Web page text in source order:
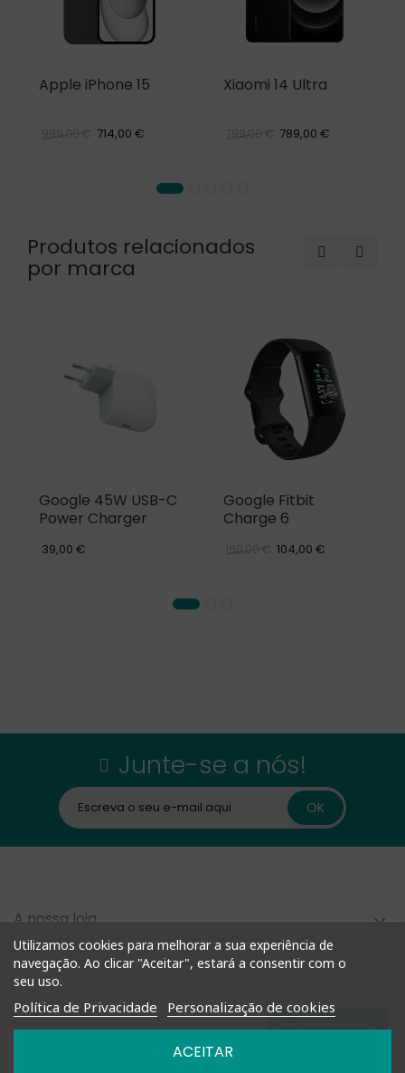
Apple iPhone 15
989,00 € 714,00 €
Xiaomi 14 Ultra
799,00 € 789,00 €
Produtos relacionados
por marca
Google 45W USB-C
Power Charger
39,00 €
Google Fitbit
Charge 6
160,00 € 104,00 €
Utilizamos cookies para melhorar a sua experiência de
navegação. Ao clicar "Aceitar", estará a consentir com o
seu uso.
Política de Privacidade Personalização de cookies
ACEITAR
Junte-se a nós!
A nossa loja 
Compra Rápida
Informação